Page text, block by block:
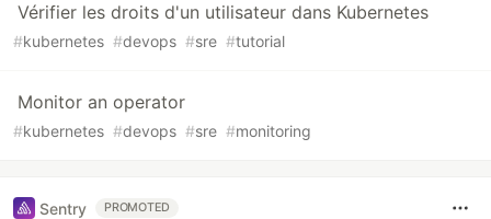
Vérifier les droits d'un utilisateur dans Kubernetes
#kubernetes #devops #sre #tutorial
Monitor an operator
#kubernetes #devops #sre #monitoring
Sentry PROMOTED